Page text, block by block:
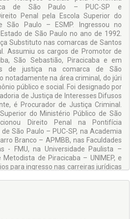
de São Paulo – PUC-SP e
Penal pela Escola Superior do
São Paulo – ESMP. Ingressou no
de São Paulo no ano de 1992.
Substituto nas comarcas de Santos
Assumiu os cargos de Promotor de
São Sebastião, Piracicaba e em
de justiça na comarca de São
notadamente na área criminal, do júri
público e social. Foi designado por
de Justiça de Interesses Difusos
é Procurador de Justiça Criminal.
do Ministério Público de São
Direito Penal na Pontifícia
São Paulo – PUC-SP, na Academia
Branco – APMBB, nas Faculdades
- FMU, na Universidade Paulista –
Metodista de Piracicaba – UNIMEP, e
para ingresso nas carreiras jurídicas